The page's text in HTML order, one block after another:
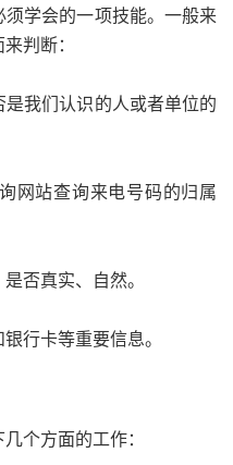
学会的一项技能。一般来
判断：
我们认识的人或者单位的
网站查询来电号码的归属
否真实、自然。
行卡等重要信息。
个方面的工作：